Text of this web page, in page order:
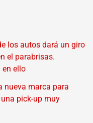
los autos dará un giro
el parabrisas.
en ello
nueva marca para
pick-up muy